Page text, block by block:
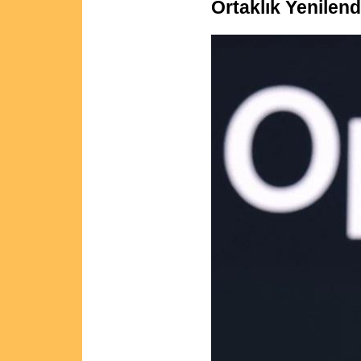
Ortaklık